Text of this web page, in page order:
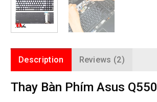
Description Reviews (2)
Thay Bàn Phím Asus Q550